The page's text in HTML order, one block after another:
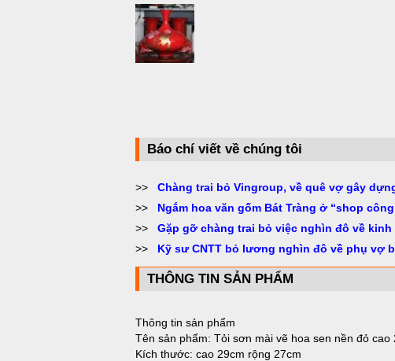
Báo chí viết về chúng tôi
>> Chàng trai bỏ Vingroup, về quê vợ gây
>> Ngắm hoa văn gốm Bát Tràng ở “shop
>> Gặp gỡ chàng trai bỏ việc nghìn đô về kinh
>> Kỹ sư CNTT bỏ lương nghìn đô về phụ vợ
THÔNG TIN SẢN PHẨM
Thông tin sản phẩm
Tên sản phẩm: Tỏi sơn mài vẽ hoa sen nền đỏ cao
Kích thước: cao 29cm rộng 27cm